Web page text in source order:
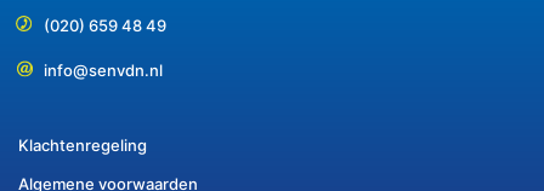
(020) 659 48 49
info@senvdn.nl
Klachtenregeling
Algemene voorwaarden